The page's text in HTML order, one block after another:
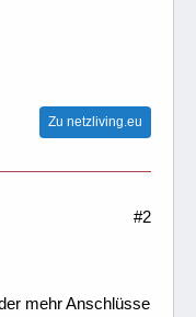
Zu netzliving.eu
#2
mehr Anschlüsse